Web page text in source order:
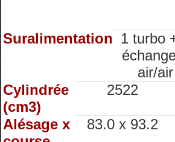
Suralimentation 1 turbo
air/air
Cylindrée
(cm3)
2522
Alésage x
83.0 x 93.2